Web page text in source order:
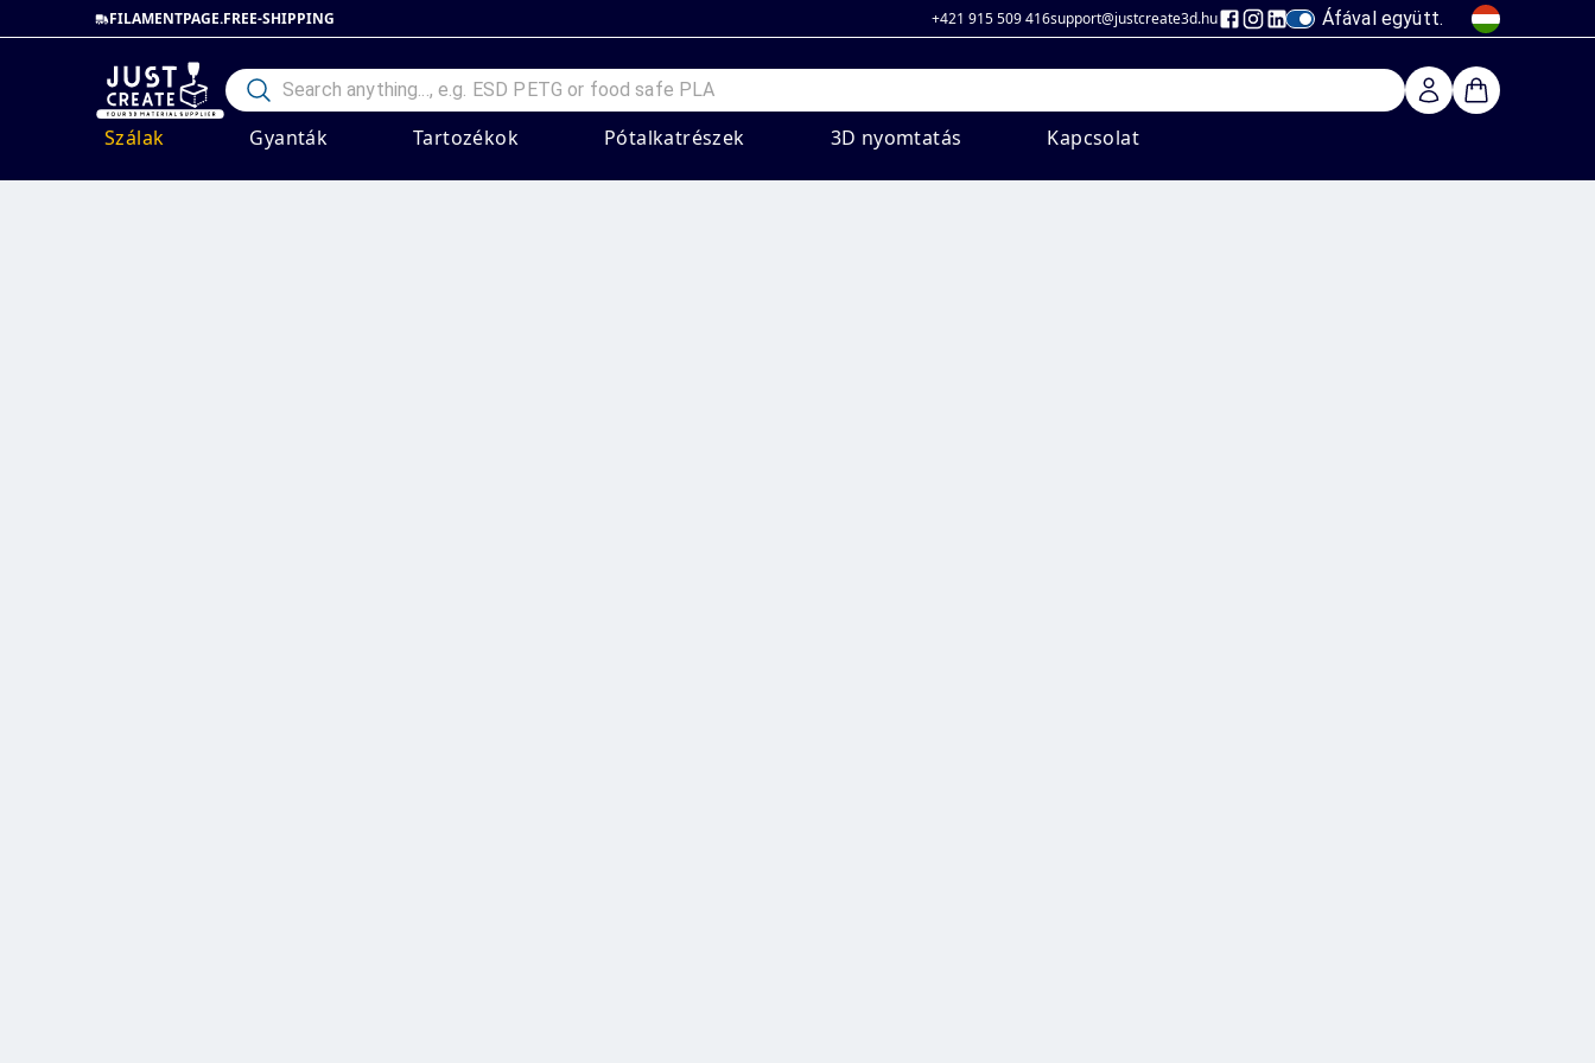
FILAMENTPAGE.FREE-SHIPPING +421 915 509 416support@justcreate3d.hu Áfával együtt.
Szálak Gyanták Tartozékok Pótalkatrészek 3D nyomtatás Kapcsolat